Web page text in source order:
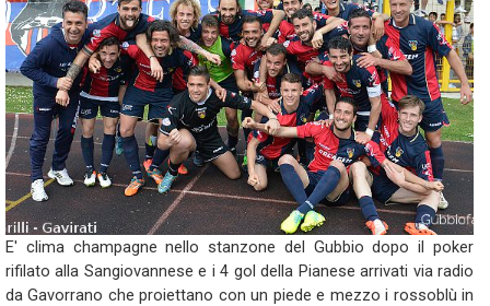
E' clima champagne nello stanzone del Gubbio dopo il poker
rifilato alla Sangiovannese e i 4 gol della Pianese arrivati via radio
da Gavorrano che proiettano con un piede e mezzo i rossoblù in